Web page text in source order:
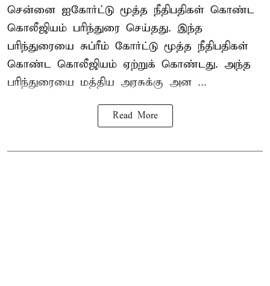
சென்னை ஐகோர்ட்டு மூத்த நீதிபதிகள் கொண்ட
கொலீஜியம் பரிந்துரை செய்தது. இந்த
பரிந்துரையை சுப்ரீம் கோர்ட்டு மூத்த நீதிபதிகள்
கொண்ட கொலீஜியம் ஏற்றுக் கொண்டது. அந்த
பரிந்துரையை மத்திய அரசுக்கு அன ...
Read More